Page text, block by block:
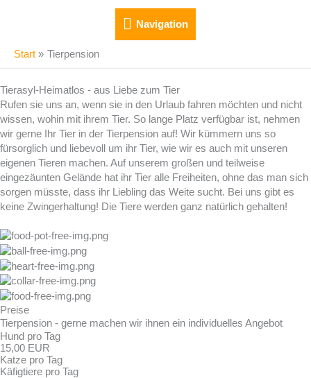
Navigation
Navigation
Start Tierpension
Tierasyl-Heimatlos - aus Liebe zum Tier
Rufen sie uns an, wenn sie in den Urlaub fahren möchten und nicht
wissen, wohin mit ihrem Tier. So lange Platz verfügbar ist, nehmen
wir gerne Ihr Tier in der Tierpension auf! Wir kümmern uns so
fürsorglich und liebevoll um ihr Tier, wie wir es auch mit unseren
eigenen Tieren machen. Auf unserem großen und teilweise
eingezäunten Gelände hat ihr Tier alle Freiheiten, ohne das man sich
sorgen müsste, dass ihr Liebling das Weite sucht. Bei uns gibt es
keine Zwingerhaltung! Die Tiere werden ganz natürlich gehalten!
Preise
Tierpension - gerne machen wir ihnen ein individuelles Angebot
Hund pro Tag
15,00 EUR
Katze pro Tag
Käfigtiere pro Tag